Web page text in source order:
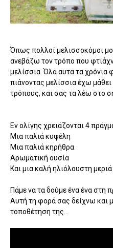
Όπως πολλοί μελισσοκόμοι
ανεβάζω τον τρόπο που
μελίσσια. Όλα αυτα τα χρόνια
πιάνοντας μελίσσια έχω
τρόπους, και σας τα λέω στο
Εν ολίγης χρειάζονται 4
Μια παλιά κυψέλη
Μια παλιά κηρήθρα
Αρωματική ουσία
Και μια καλή ηλιόλουστη μεριά
Πάμε να τα δούμε ένα ένα στη
Αυτή τη φορά σας δείχνω και
τοποθέτηση της...